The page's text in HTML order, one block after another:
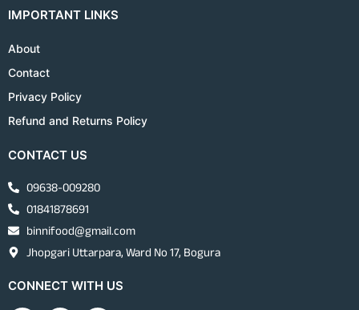
IMPORTANT LINKS
About
Contact
Privacy Policy
Refund and Returns Policy
CONTACT US
09638-009280
01841878691
binnifood@gmail.com
Jhopgari Uttarpara, Ward No 17, Bogura
CONNECT WITH US